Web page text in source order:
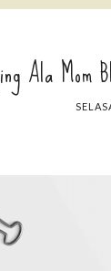
Ala Mom